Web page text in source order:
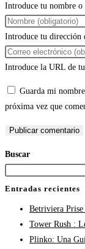
Introduce tu nombre o
Introduce tu dirección
Introduce la URL de
Guarda mi
próxima vez que
Buscar
Entradas recientes
Betriviera Prise
Tower Rush :
Plinko: Una